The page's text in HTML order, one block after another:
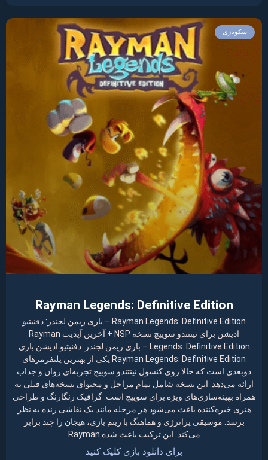
سکوبازی
Rayman Legends: Definitive Edition
Rayman Legends: Definitive Edition – بازی ریمن لجندز: دفنیتیو
ادیشن برای نینتندو سوییچ نسخه NSP + آخرین آپدیت Rayman
Legends: Definitive Edition – بازی ریمن لجندز: دفنیتیو ادیشن بازی
Rayman Legends: Definitive Edition یکی از بهترین پلتفرمرهای
دوبعدی است که حالا روی کنسول نینتندو سوییچ تجربه‌ای روان و جذاب
ارائه می‌دهد. این نسخه شامل تمام مراحل و محتوای نسخه‌های قبلی به
همراه بهینه‌سازی‌های ویژه برای سوییچ است. گرافیک رنگارنگ و طراحی
هنری خیره‌کننده باعث می‌شود هر مرحله مانند یک نقاشی زنده به نظر
برسد. موسیقی پرانرژی و هماهنگ با ریتم بازی، هیجان را چند برابر
می‌کند. این ترکیب باعث شده Rayman
برای دانلود بازی کلیک کنید